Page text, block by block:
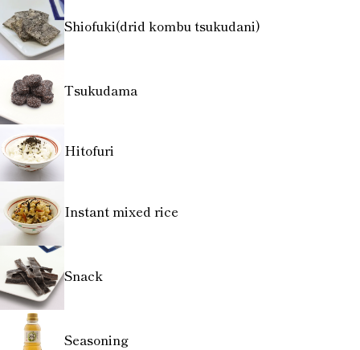
Shiofuki(drid kombu tsukudani)
Tsukudama
Hitofuri
Instant mixed rice
Snack
Seasoning